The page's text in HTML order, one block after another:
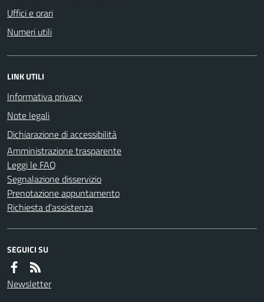
Uffici e orari
Numeri utili
LINK UTILI
Informativa privacy
Note legali
Dichiarazione di accessibilità
Amministrazione trasparente
Leggi le FAQ
Segnalazione disservizio
Prenotazione appuntamento
Richiesta d'assistenza
SEGUICI SU
Newsletter